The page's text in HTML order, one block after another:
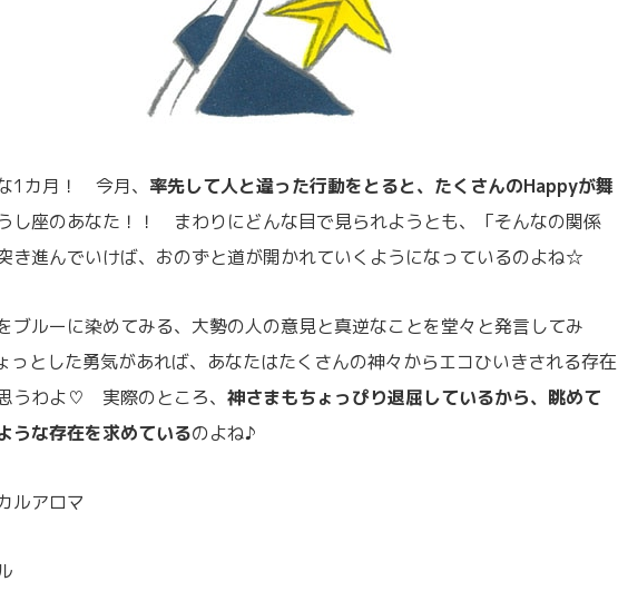
1カ月！ 今月、 率先して人と違った行動をとると、たくさんのHappyが舞
し座のあなた！！ まわりにどんな目で見られようとも、「そんなの関係
き進んでいけば、おのずと道が開かれていくようになっているのよね☆
ブルーに染めてみる、大勢の人の意見と真逆なことを堂々と発言してみ
とした勇気があれば、あなたはたくさんの神々からエコひいきされる存在
うわよ♡ 実際のところ、 神さまもちょっぴり退屈しているから、眺めて
うな存在を求めているのよね♪
ルアロマ